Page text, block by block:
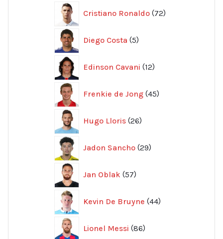
Cristiano Ronaldo 72
produkter
Diego Costa 5
produkter
Edinson Cavani 12
produkter
Frenkie de Jong 45
produkter
Hugo Lloris 26
produkter
Jadon Sancho 29
produkter
Jan Oblak 57
produkter
Kevin De Bruyne 44
produkter
Lionel Messi 86
produkter